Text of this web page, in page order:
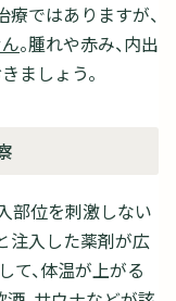
ではありますが、
。腫れや赤み、内出
ましょう。
部位を刺激しない
注入した薬剤が広
て、体温が上がる